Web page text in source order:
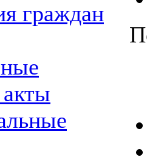
граждан